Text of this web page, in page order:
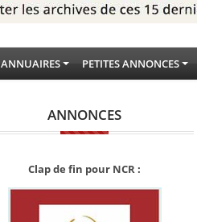
ANNUAIRES PETITES ANNONCES
ANNONCES
Clap de fin pour NCR :